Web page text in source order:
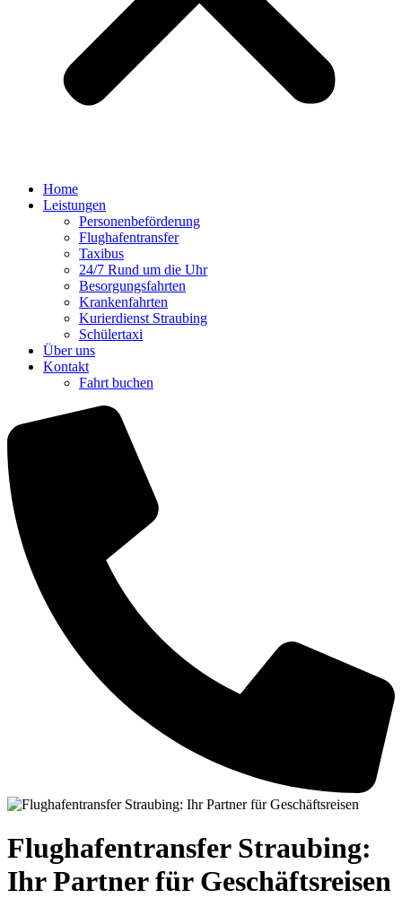
Home
Leistungen
Personenbeförderung
Flughafentransfer
Taxibus
24/7 Rund um die Uhr
Besorgungsfahrten
Krankenfahrten
Kurierdienst Straubing
Schülertaxi
Über uns
Kontakt
Fahrt buchen
Flughafentransfer Straubing:
Ihr Partner für Geschäftsreisen